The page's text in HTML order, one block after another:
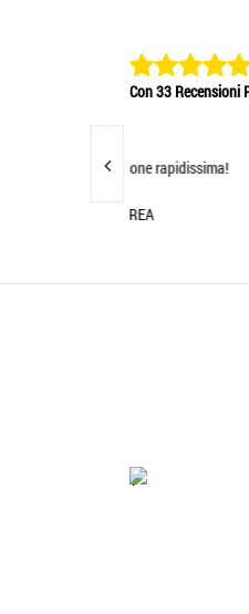
Con 33 Recensioni
Eccezionali.
CARLA
'.'